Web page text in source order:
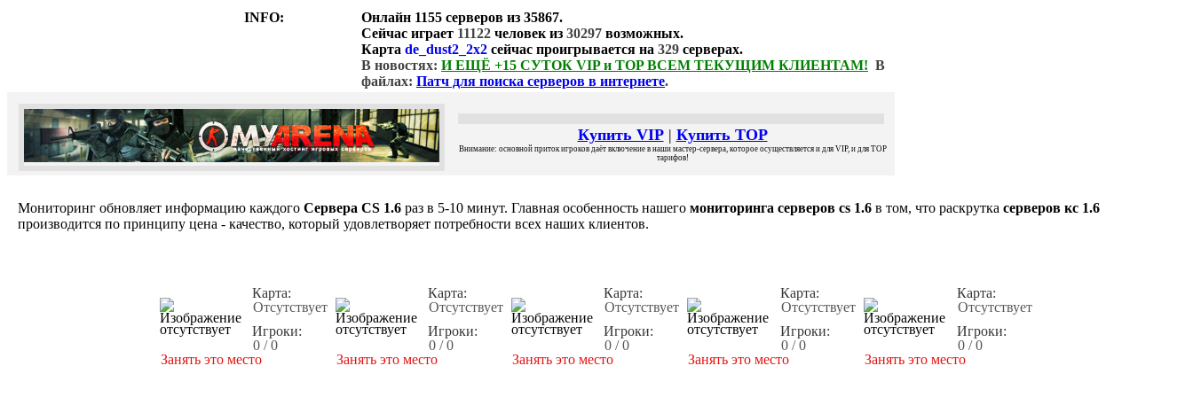
INFO: Онлайн 1155 серверов из 35867.
Сейчас играет 11122 человек из 30297 возможных.
Карта de_dust2_2x2 сейчас проигрывается на 329 серверах.
В новостях: И ЕЩЁ +15 СУТОК VIP и TOP ВСЕМ ТЕКУЩИМ КЛИЕНТАМ! В
файлах: Патч для поиска серверов в интернете.
Купить VIP| Купить TOP
Внимание: основной приток игроков даёт включение в наши мастер-сервера, которое осуществляется и для VIP, и для TOP
тарифов!
Мониторинг обновляет информацию каждого Сервера CS 1.6 раз в 5-10 минут. Главная особенность нашего мониторинга серверов cs 1.6 в том, что раскрутка серверов кс 1.6
производится по принципу цена - качество, который удовлетворяет потребности всех наших клиентов.
Карта:
Отсутствует
Игроки:
0 / 0
Занять это место
Карта:
Отсутствует
Игроки:
0 / 0
Занять это место
Карта:
Отсутствует
Игроки:
0 / 0
Занять это место
Карта:
Отсутствует
Игроки:
0 / 0
Занять это место
Карта:
Отсутствует
Игроки:
0 / 0
Занять это место